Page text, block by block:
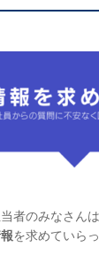
者のみなさんは
を求めていら